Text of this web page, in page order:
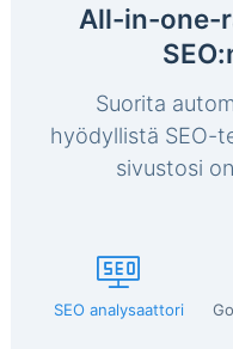
All-in-one-
Suorita
hyödyllistä SEO-
sivustosi
SEO analysaattori